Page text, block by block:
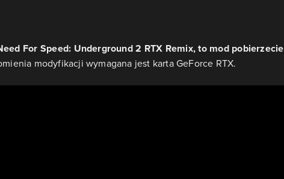
For Speed: Underground 2 RTX Remix, to mod pobierzecie
modyfikacji wymagana jest karta GeForce RTX.